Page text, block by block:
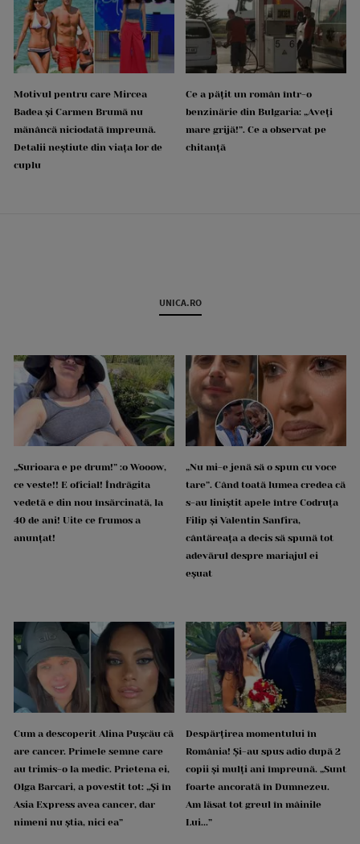
Motivul pentru care Mircea
Badea și Carmen Brumă nu
mănâncă niciodată împreună.
Detalii neștiute din viața lor de
cuplu
Ce a pățit un român într-o
benzinărie din Bulgaria: „Aveți
mare grijă!”. Ce a observat pe
chitanță
UNICA.RO
„Surioara e pe drum!” :o Wooow,
ce veste!! E oficial! Îndrăgita
vedetă e din nou însărcinată, la
40 de ani! Uite ce frumos a
anunțat!
„Nu mi-e jenă să o spun cu voce
tare”. Când toată lumea credea că
s-au liniștit apele între Codruța
Filip și Valentin Sanfira,
cântăreața a decis să spună tot
adevărul despre mariajul ei
eșuat
Cum a descoperit Alina Pușcău că
are cancer. Primele semne care
au trimis-o la medic. Prietena ei,
Olga Barcari, a povestit tot: „Și în
Asia Express avea cancer, dar
nimeni nu știa, nici ea”
Despărțirea momentului în
România! Și-au spus adio după 2
copii și mulți ani împreună. „Sunt
foarte ancorată în Dumnezeu.
Am lăsat tot greul în mâinile
Lui...”